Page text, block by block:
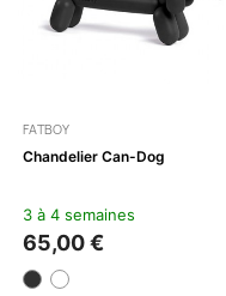
FATBOY
Chandelier Can-Dog
3 à 4 semaines
65,00 €